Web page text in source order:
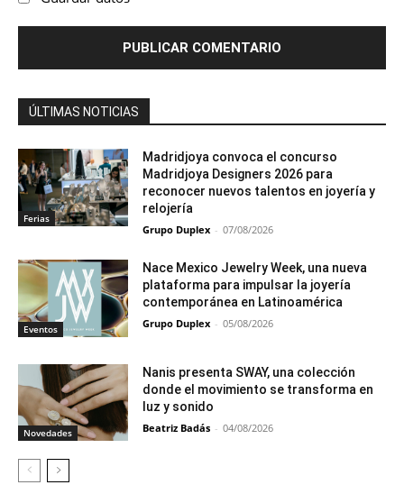
ÚLTIMAS NOTICIAS
Ferias
Madridjoya convoca el concurso
Madridjoya Designers 2026 para
reconocer nuevos talentos en joyería y
relojería
Grupo Duplex - 07/08/2026
Eventos
Nace Mexico Jewelry Week, una nueva
plataforma para impulsar la joyería
contemporánea en Latinoamérica
Grupo Duplex - 05/08/2026
Novedades
Nanis presenta SWAY, una colección
donde el movimiento se transforma en
luz y sonido
Beatriz Badás - 04/08/2026